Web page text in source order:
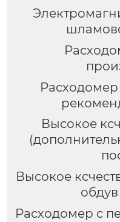
Высокое
Высокое
Расходомер с